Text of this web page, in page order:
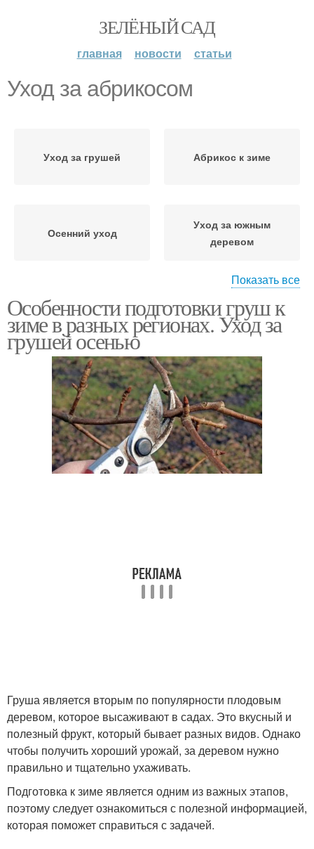
ЗЕЛЁНЫЙ САД
главная новости статьи
Уход за абрикосом
Уход за грушей Абрикос к зиме
Осенний уход
Уход за южным
деревом
Абрикос на зиму
Показать все
Особенности подготовки груш к
зиме в разных регионах. Уход за
грушей осенью
Груша является вторым по популярности плодовым
деревом, которое высаживают в садах. Это вкусный и
полезный фрукт, который бывает разных видов. Однако
чтобы получить хороший урожай, за деревом нужно
правильно и тщательно ухаживать.
Подготовка к зиме является одним из важных этапов,
поэтому следует ознакомиться с полезной информацией,
которая поможет справиться с задачей.